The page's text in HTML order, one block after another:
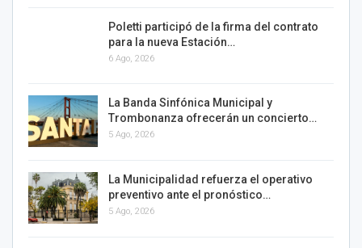
Poletti participó de la firma del contrato
para la nueva Estación…
6 Ago, 2026
La Banda Sinfónica Municipal y
Trombonanza ofrecerán un concierto…
5 Ago, 2026
La Municipalidad refuerza el operativo
preventivo ante el pronóstico…
5 Ago, 2026